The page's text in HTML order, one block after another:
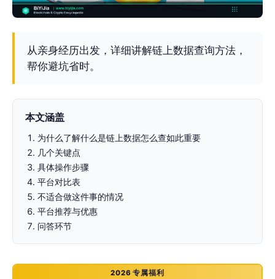
从亲身经历出发，详细讲解链上数据查询方法，
帮你避坑省时。
本文涵盖
为什么了解什么是链上数据怎么查如此重要
几个关键点
具体操作步骤
平台对比表
不适合做这件事的情况
平台推荐与优惠
问答环节
2026 专属福利